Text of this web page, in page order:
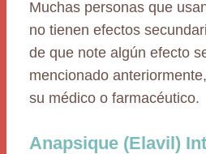
Muchas personas que
no tienen efectos
de que note algún efecto
mencionado
su médico o farmacéutico.
Anapsique (Elavil)